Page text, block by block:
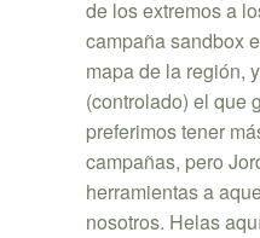
de los extremos a
campaña sandbox
mapa de la región,
(controlado) el que
preferimos tener
campañas, pero
herramientas a
nosotros. Helas